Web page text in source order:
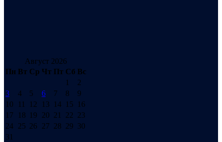
Август 2026
Пн Вт Ср Чт Пт Сб Вс
1
2
3
4 5 6 7 8
9
10
11 12 13 14 15
16
17
18 19 20 21 22 23
24 25 26 27 28 29 30
31